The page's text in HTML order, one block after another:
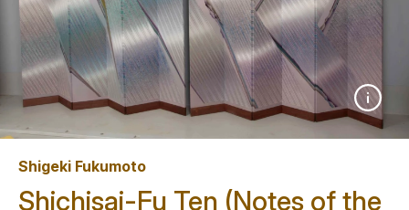
Shigeki Fukumoto
Shichisai-Fu Ten (Notes of the